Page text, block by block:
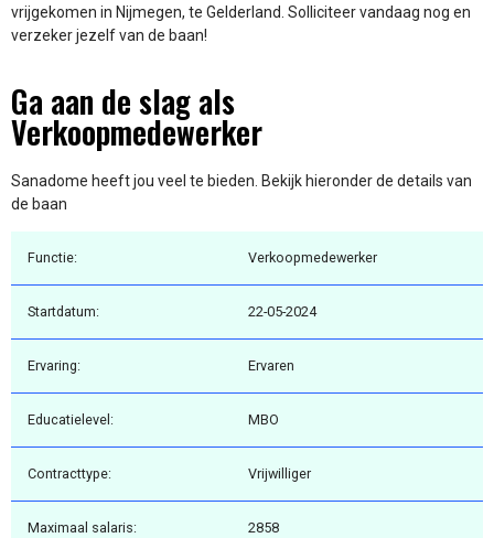
vrijgekomen in Nijmegen, te Gelderland. Solliciteer vandaag nog en
verzeker jezelf van de baan!
Ga aan de slag als
Verkoopmedewerker
Sanadome heeft jou veel te bieden. Bekijk hieronder de details van
de baan
Functie: Verkoopmedewerker
Startdatum: 22-05-2024
Ervaring: Ervaren
Educatielevel: MBO
Contracttype: Vrijwilliger
Maximaal salaris: 2858